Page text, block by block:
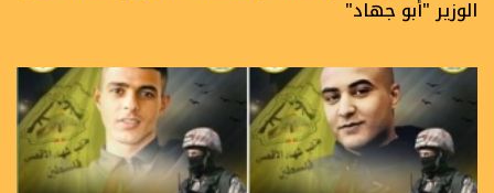
الوزير "أبو جهاد"